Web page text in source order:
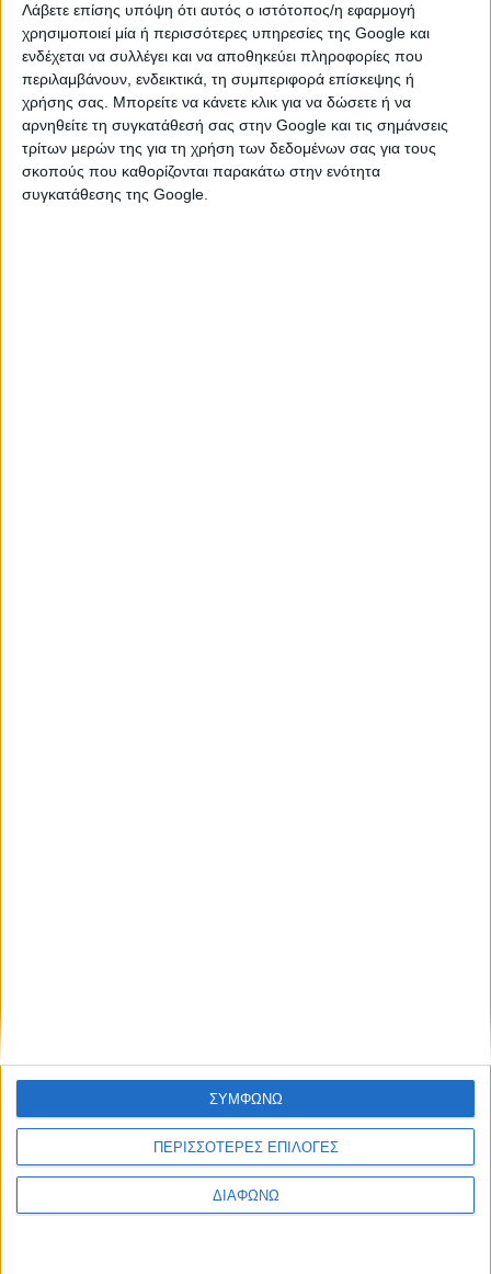
Λάβετε επίσης υπόψη ότι αυτός ο ιστότοπος/η εφαρμογή
χρησιμοποιεί μία ή περισσότερες υπηρεσίες της Google και
ενδέχεται να συλλέγει και να αποθηκεύει πληροφορίες που
περιλαμβάνουν, ενδεικτικά, τη συμπεριφορά επίσκεψης ή
χρήσης σας. Μπορείτε να κάνετε κλικ για να δώσετε ή να
αρνηθείτε τη συγκατάθεσή σας στην Google και τις σημάνσεις
τρίτων μερών της για τη χρήση των δεδομένων σας για τους
σκοπούς που καθορίζονται παρακάτω στην ενότητα
συγκατάθεσης της Google.
ΠΕΡΙΣΣΟΤΕΡΕΣ ΕΠΙΛΟΓΕΣ
ΔΙΑΦΩΝΩ
ΣΥΜΦΩΝΩ
ΚΑΤΗΓΟΡΙΕΣ
ΦΑΓΗΤΑ & ΠΟΤΑ